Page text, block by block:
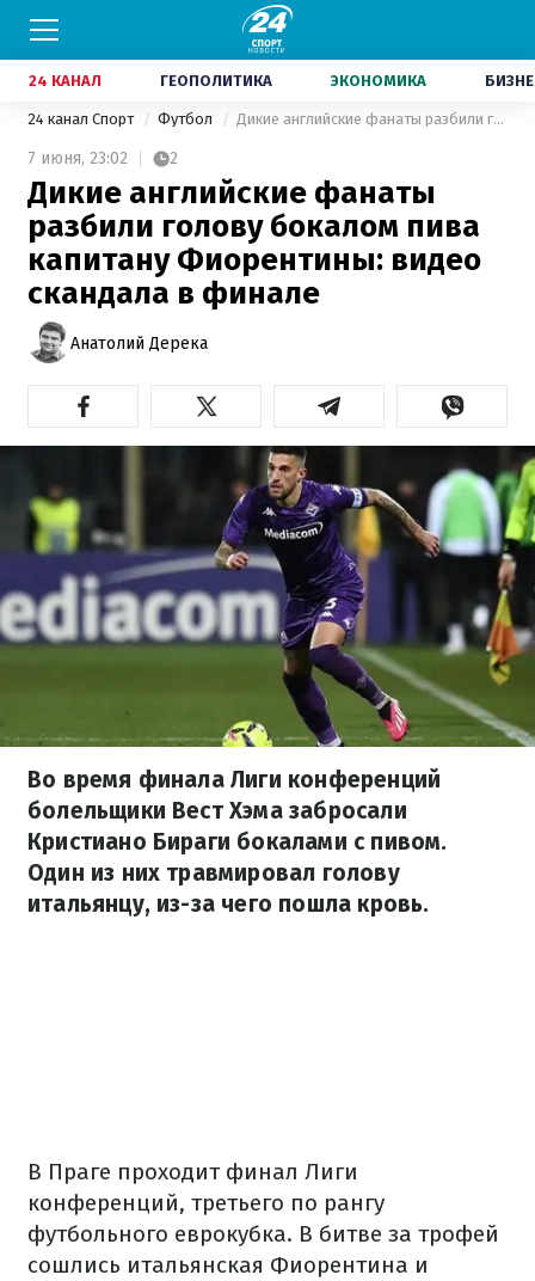
24 КАНАЛ ГЕОПОЛИТИКА ЭКОНОМИКА
24 канал Спорт Футбол Дикие английские фанаты разбили голову бокалом пива капитану Фиорентины: видео скандала в финале
7 июня, 23:02 2
Дикие английские фанаты
разбили голову бокалом пива
капитану Фиорентины: видео
скандала в финале
Анатолий Дерека
Во время финала Лиги конференций
болельщики Вест Хэма забросали
Кристиано Бираги бокалами с пивом.
Один из них травмировал голову
итальянцу, из-за чего пошла кровь.
В Праге проходит финал Лиги
конференций, третьего по рангу
футбольного еврокубка. В битве за трофей
сошлись итальянская Фиорентина и